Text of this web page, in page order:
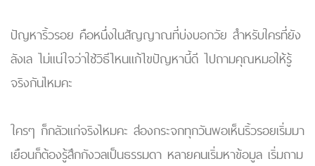
ปัญหาริ้วรอย คือหนึ่งในสัญญาณที่บ่งบอกวัย สำหรับใครที่ยัง
ลังเล ไม่แน่ใจว่าใช้วิธีไหนแก้ไขปัญหานี้ดี ไปถามคุณหมอให้รู้
จริงกันไหมคะ
ใครๆ ก็กลัวแก่จริงไหมคะ ส่องกระจกทุกวันพอเห็นริ้วรอยเริ่มมา
เยือนก็ต้องรู้สึกกังวลเป็นธรรมดา หลายคนเริ่มหาข้อมูล เริ่มถาม